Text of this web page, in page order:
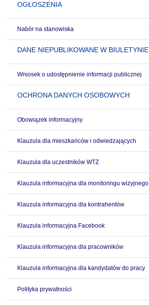
OGŁOSZENIA
Nabór na stanowiska
DANE NIEPUBLIKOWANE W BIULETYNIE
Wniosek o udostępnienie informacji publicznej
OCHRONA DANYCH OSOBOWYCH
Obowiązek informacyjny
Klauzula dla mieszkańców i odwiedzających
Klauzula dla uczestników WTZ
Klauzula informacyjna dla monitoringu wizyjnego
Klauzula informacyjna dla kontrahentów
Klauzula informacyjna Facebook
Klauzula informacyjna dla pracowników
Klauzula informacyjna dla kandydatów do pracy
Polityka prywatności